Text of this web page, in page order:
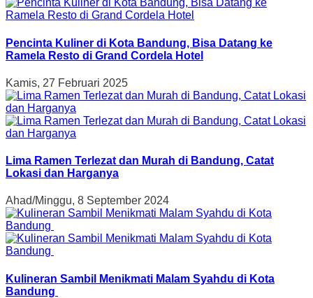
Pencinta Kuliner di Kota Bandung, Bisa Datang ke
Ramela Resto di Grand Cordela Hotel
Kamis, 27 Februari 2025
Lima Ramen Terlezat dan Murah di Bandung, Catat
Lokasi dan Harganya
Ahad/Minggu, 8 September 2024
Kulineran Sambil Menikmati Malam Syahdu di Kota
Bandung